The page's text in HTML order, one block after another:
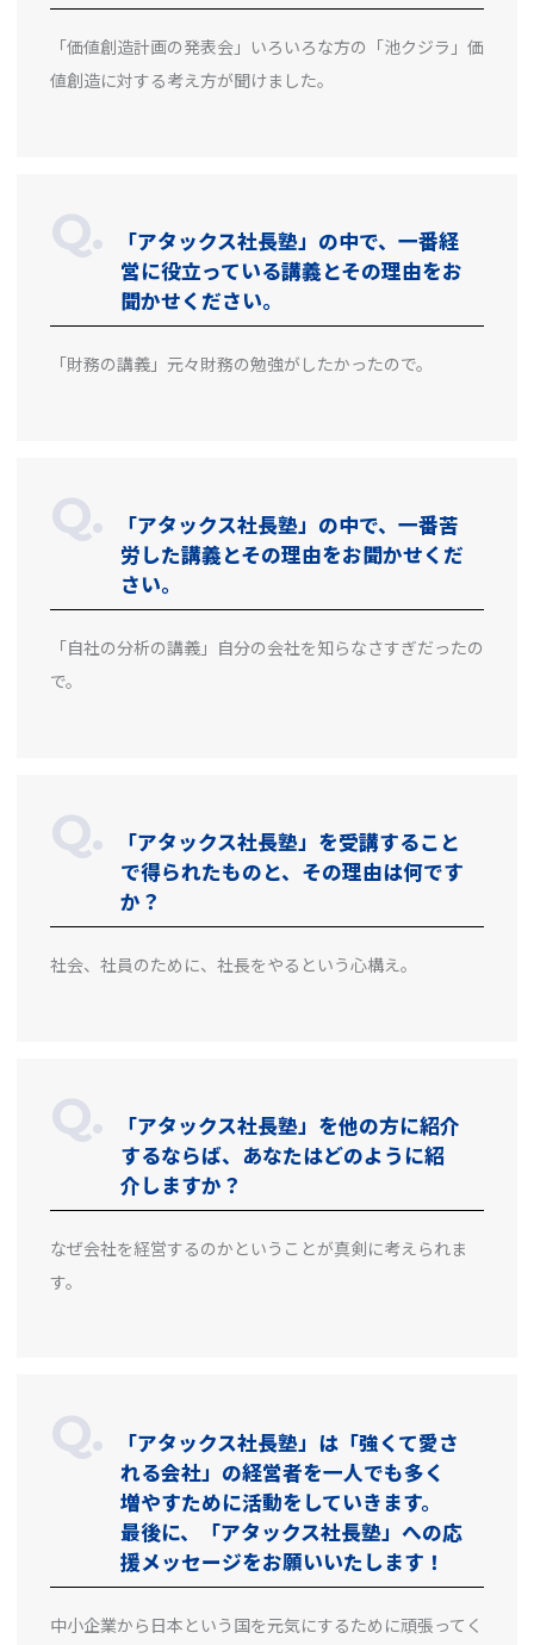
「価値創造計画の発表会」いろいろな方の「池クジラ」価
値創造に対する考え方が聞けました。
「アタックス社長塾」の中で、一番経
営に役立っている講義とその理由をお
聞かせください。
「財務の講義」元々財務の勉強がしたかったので。
「アタックス社長塾」の中で、一番苦
労した講義とその理由をお聞かせくだ
さい。
「自社の分析の講義」自分の会社を知らなさすぎだったの
で。
「アタックス社長塾」を受講すること
で得られたものと、その理由は何です
か？
社会、社員のために、社長をやるという心構え。
「アタックス社長塾」を他の方に紹介
するならば、あなたはどのように紹
介しますか？
なぜ会社を経営するのかということが真剣に考えられま
す。
「アタックス社長塾」は「強くて愛さ
れる会社」の経営者を一人でも多く
増やすために活動をしていきます。
最後に、「アタックス社長塾」への応
援メッセージをお願いいたします！
中小企業から日本という国を元気にするために頑張ってく